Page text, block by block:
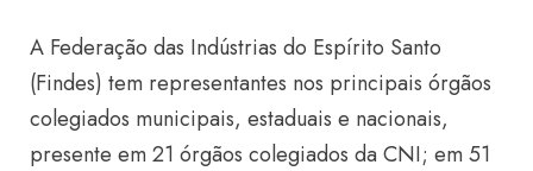
A Federação das Indústrias do Espírito Santo
(Findes) tem representantes nos principais órgãos
colegiados municipais, estaduais e nacionais,
presente em 21 órgãos colegiados da CNI; em 51